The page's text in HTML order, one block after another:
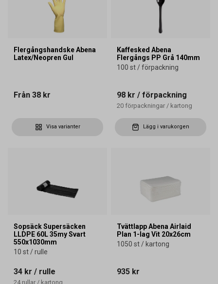
Flergångshandske Abena
Latex/Neopren Gul
Från 38 kr
Visa varianter
Kaffesked Abena
Flergångs PP Grå 140mm
100 st / förpackning
98 kr / förpackning
20 förpackningar / kartong
Lägg i varukorgen
Sopsäck Supersäcken
LLDPE 60L 35my Svart
550x1030mm
10 st / rulle
34 kr / rulle
24 rullar / kartong
Tvättlapp Abena Airlaid
Plan 1-lag Vit 20x26cm
1050 st / kartong
935 kr